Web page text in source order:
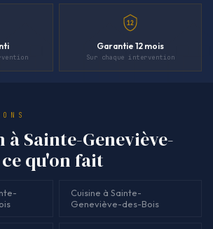
12
Garantie 12 mois
Sur chaque intervention
à Sainte-Geneviève-
qu'on fait
Cuisine à Sainte-
Geneviève-des-Bois